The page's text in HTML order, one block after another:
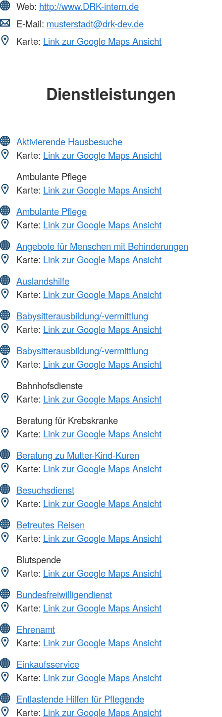
Web: http://www.DRK-intern.de
E-Mail: musterstadt@drk-dev.de
Karte: Link zur Google Maps Ansicht
Dienstleistungen
Aktivierende Hausbesuche
Karte: Link zur Google Maps Ansicht
Ambulante Pflege
Karte: Link zur Google Maps Ansicht
Ambulante Pflege
Karte: Link zur Google Maps Ansicht
Angebote für Menschen mit Behinderungen
Karte: Link zur Google Maps Ansicht
Auslandshilfe
Karte: Link zur Google Maps Ansicht
Babysitterausbildung/-vermittlung
Karte: Link zur Google Maps Ansicht
Babysitterausbildung/-vermittlung
Karte: Link zur Google Maps Ansicht
Bahnhofsdienste
Karte: Link zur Google Maps Ansicht
Beratung für Krebskranke
Karte: Link zur Google Maps Ansicht
Beratung zu Mutter-Kind-Kuren
Karte: Link zur Google Maps Ansicht
Besuchsdienst
Karte: Link zur Google Maps Ansicht
Betreutes Reisen
Karte: Link zur Google Maps Ansicht
Blutspende
Karte: Link zur Google Maps Ansicht
Bundesfreiwilligendienst
Karte: Link zur Google Maps Ansicht
Ehrenamt
Karte: Link zur Google Maps Ansicht
Einkaufsservice
Karte: Link zur Google Maps Ansicht
Entlastende Hilfen für Pflegende
Karte: Link zur Google Maps Ansicht